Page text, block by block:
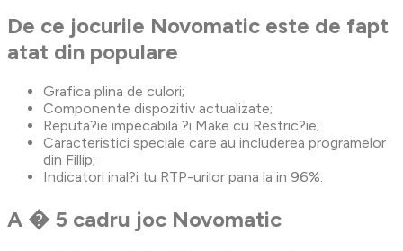
De ce jocurile Novomatic este de fapt
atat din populare
Grafica plina de culori;
Componente dispozitiv actualizate;
Reputa?ie impecabila ?i Make cu Restric?ie;
Caracteristici speciale care au includerea programelor
din Fillip;
Indicatori inal?i tu RTP-urilor pana la in 96%.
A � 5 cadru joc Novomatic